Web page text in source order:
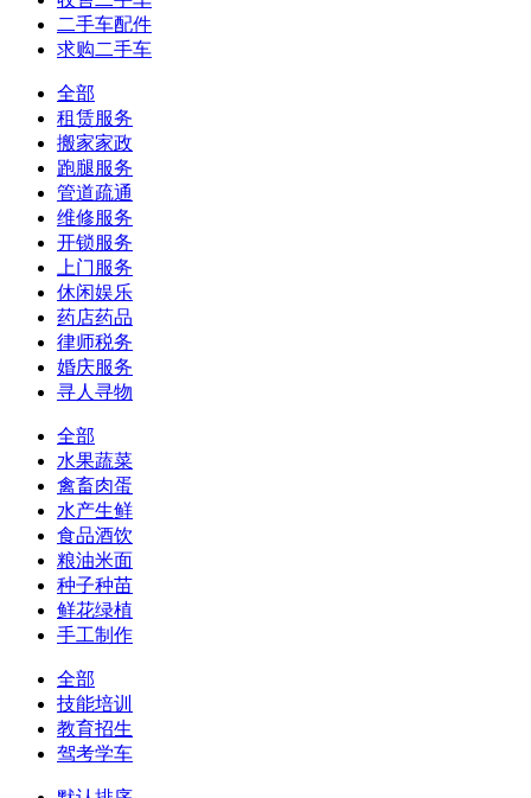
二手车配件
求购二手车
全部
租赁服务
搬家家政
跑腿服务
管道疏通
维修服务
开锁服务
上门服务
休闲娱乐
药店药品
律师税务
婚庆服务
寻人寻物
全部
水果蔬菜
禽畜肉蛋
水产生鲜
食品酒饮
粮油米面
种子种苗
鲜花绿植
手工制作
全部
技能培训
教育招生
驾考学车